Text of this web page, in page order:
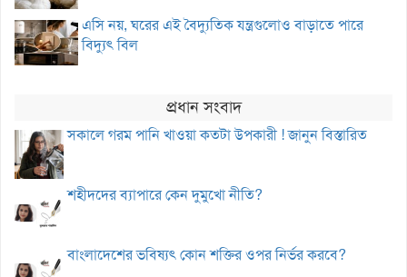
এসি নয়, ঘরের এই বৈদ্যুতিক যন্ত্রগুলোও বাড়াতে পারে
বিদ্যুৎ বিল
প্রধান সংবাদ
সকালে গরম পানি খাওয়া কতটা উপকারী ! জানুন বিস্তারিত
শহীদদের ব্যাপারে কেন দুমুখো নীতি?
বাংলাদেশের ভবিষ্যৎ কোন শক্তির ওপর নির্ভর করবে?